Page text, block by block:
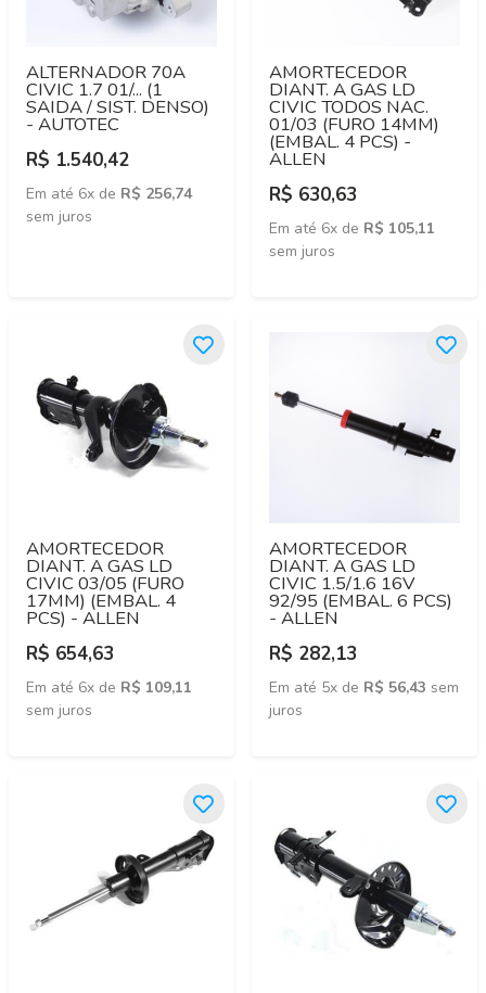
ALTERNADOR 70A
CIVIC 1.7 01/... (1
SAIDA / SIST. DENSO)
- AUTOTEC
R$ 1.540,42
Em até 6x de R$ 256,74
sem juros
AMORTECEDOR
DIANT. A GAS LD
CIVIC TODOS NAC.
01/03 (FURO 14MM)
(EMBAL. 4 PCS) -
ALLEN
R$ 630,63
Em até 6x de R$ 105,11
sem juros
AMORTECEDOR
DIANT. A GAS LD
CIVIC 03/05 (FURO
17MM) (EMBAL. 4
PCS) - ALLEN
R$ 654,63
Em até 6x de R$ 109,11
sem juros
AMORTECEDOR
DIANT. A GAS LD
CIVIC 1.5/1.6 16V
92/95 (EMBAL. 6 PCS)
- ALLEN
R$ 282,13
Em até 5x de R$ 56,43 sem
juros